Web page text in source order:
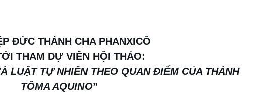
ĐỨC THÁNH CHA PHANXICÔ
THAM DỰ VIÊN HỘI THẢO:
LUẬT TỰ NHIÊN THEO QUAN ĐIỂM CỦA THÁNH
TÔMA AQUINO”